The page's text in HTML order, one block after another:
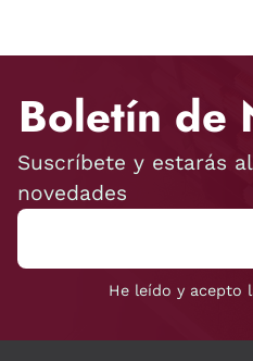
Boletín de
Suscríbete y estarás
novedades
He leído y acepto